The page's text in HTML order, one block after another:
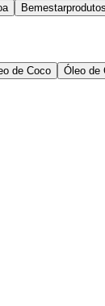
de Coco Óleo de